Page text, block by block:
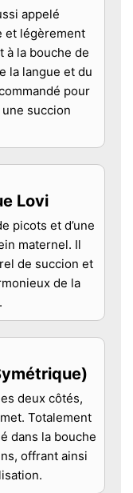
appelé
et légèrement
à la bouche de
la langue et du
pour
succion
Lovi
picots et d’une
maternel. Il
de succion et
de la
deux côtés,
Totalement
dans la bouche
offrant ainsi